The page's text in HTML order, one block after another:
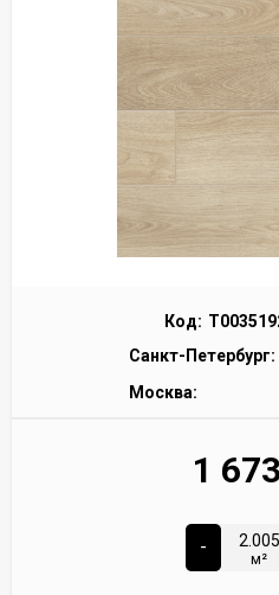
Код:
Санкт-Петербург:
Москва:
1 673
-
м²